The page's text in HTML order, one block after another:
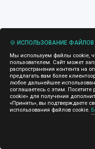
🍪 ИСПОЛЬЗОВАНИЕ ФАЙЛОВ
Мы используем файлы cookie,
пользователем. Сайт может
распространения контента на
предлагать вам более
любое дальнейшее
соглашаетесь с этим.
cookie» для получения
«Принять», вы подтверждаете
использования файлов cookie.